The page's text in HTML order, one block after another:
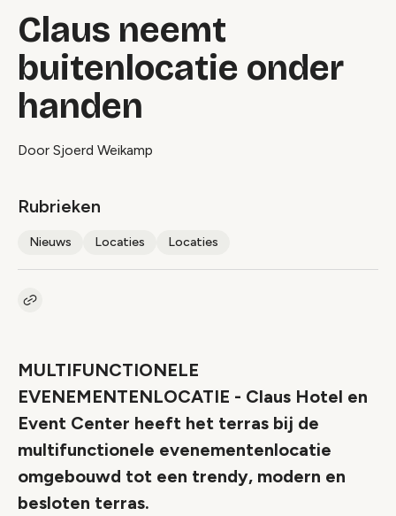
Claus neemt
buitenlocatie onder
handen
Door Sjoerd Weikamp
Rubrieken
Nieuws Locaties Locaties
Kopieer link naar artikel
MULTIFUNCTIONELE
EVENEMENTENLOCATIE - Claus Hotel en
Event Center heeft het terras bij de
multifunctionele evenementenlocatie
omgebouwd tot een trendy, modern en
besloten terras.